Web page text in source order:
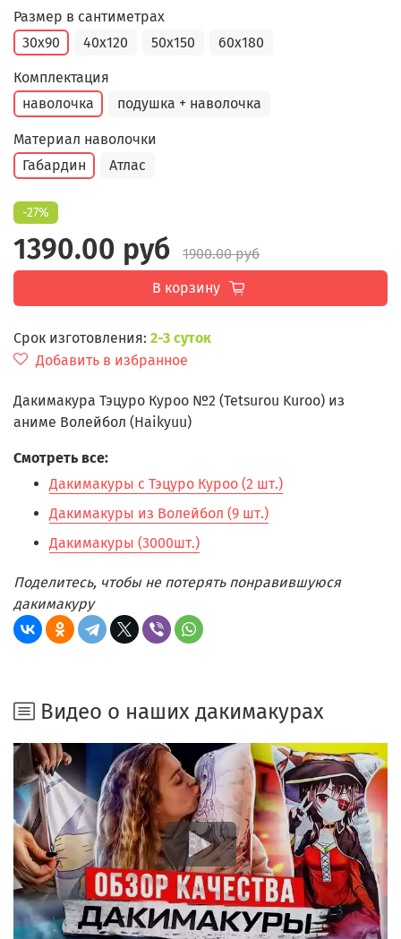
Срок изготовления: 2-3 суток
Добавить в избранное
Размер в сантиметрах
30x90
40x120 50x150 60x180
Комплектация
наволочка
подушка + наволочка
Материал наволочки
Габардин
Атлас
-27%
1390.00 руб
1900.00 руб
В корзину
Дакимакура Тэцуро Куроо №2 (Tetsurou Kuroo) из
аниме Волейбол (Haikyuu)
Смотреть все:
Дакимакуры с Тэцуро Куроо (2 шт.)
Дакимакуры из Волейбол (9 шт.)
Дакимакуры (3000шт.)
Поделитесь, чтобы не потерять понравившуюся
дакимакуру
Видео о наших дакимакурах